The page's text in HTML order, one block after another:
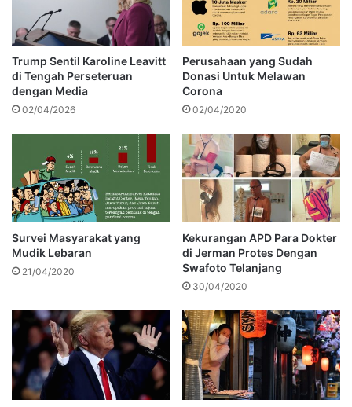
Trump Sentil Karoline Leavitt
di Tengah Perseteruan
dengan Media
02/04/2026
Perusahaan yang Sudah
Donasi Untuk Melawan
Corona
02/04/2020
Survei Masyarakat yang
Mudik Lebaran
21/04/2020
Kekurangan APD Para Dokter
di Jerman Protes Dengan
Swafoto Telanjang
30/04/2020